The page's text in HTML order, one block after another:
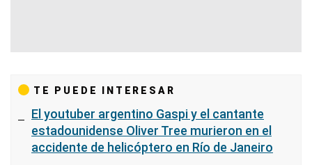
TE PUEDE INTERESAR
El youtuber argentino Gaspi y el cantante
estadounidense Oliver Tree murieron en el
accidente de helicóptero en Río de Janeiro